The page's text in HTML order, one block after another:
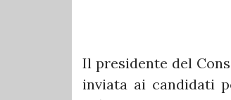
Il presidente del
inviata ai candidati